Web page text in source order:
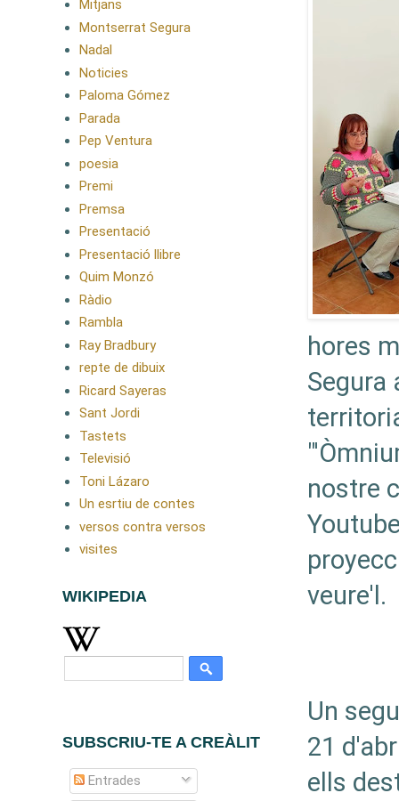
hores
Segura
nostre
veure'l.
Un
21
ells
Mitjans
Montserrat Segura
Nadal
Noticies
Paloma Gómez
Parada
Pep Ventura
poesia
Premi
Premsa
Presentació
Presentació llibre
Quim Monzó
Ràdio
Rambla
Ray Bradbury
repte de dibuix
Ricard Sayeras
Sant Jordi
Tastets
Televisió
Toni Lázaro
Un esrtiu de contes
versos contra versos
visites
WIKIPEDIA
SUBSCRIU-TE A CREÀLIT
Entrades